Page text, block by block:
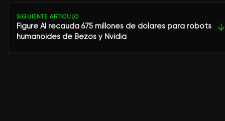
SIGUIENTE ARTÍCULO
Figure AI recauda 675 millones de dólares para robots
humanoides de Bezos y Nvidia
↓